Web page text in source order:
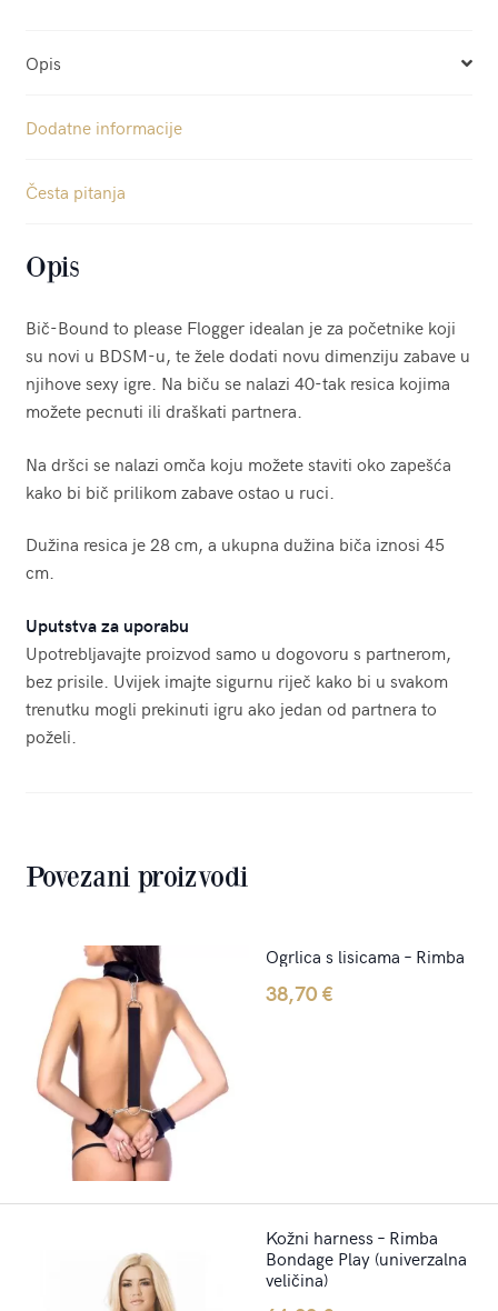
Opis
Dodatne informacije
Česta pitanja
Opis
Bič-Bound to please Flogger idealan je za početnike koji
su novi u BDSM-u, te žele dodati novu dimenziju zabave u
njihove sexy igre. Na biču se nalazi 40-tak resica kojima
možete pecnuti ili draškati partnera.
Na dršci se nalazi omča koju možete staviti oko zapešća
kako bi bič prilikom zabave ostao u ruci.
Dužina resica je 28 cm, a ukupna dužina biča iznosi 45
cm.
Uputstva za uporabu
Upotrebljavajte proizvod samo u dogovoru s partnerom,
bez prisile. Uvijek imajte sigurnu riječ kako bi u svakom
trenutku mogli prekinuti igru ako jedan od partnera to
poželi.
Povezani proizvodi
Ogrlica s lisicama – Rimba
38,70€
Kožni harness – Rimba
Bondage Play (univerzalna
veličina)